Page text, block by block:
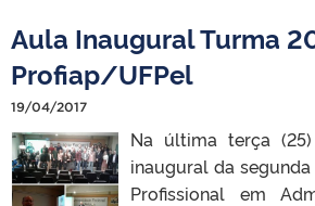
Aula Inaugural Turma
Profiap/UFPel
19/04/2017
Na última terça
inaugural da
Profissional em